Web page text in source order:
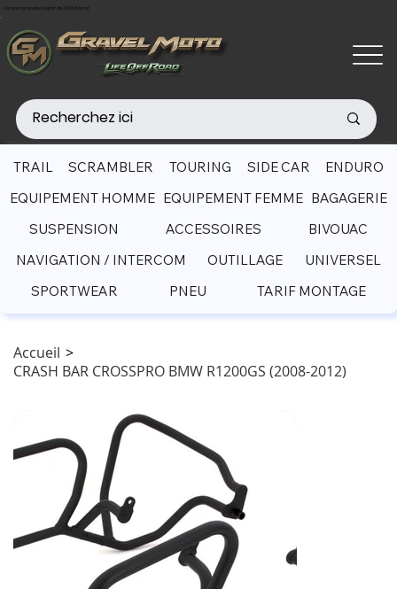
Livraison gratuite à partir de 200€ d'achat
Accueil >
CRASH BAR CROSSPRO BMW R1200GS (2008-2012)
TRAIL SCRAMBLER TOURING SIDE CAR
ENDURO
EQUIPEMENT HOMME EQUIPEMENT FEMME BAGAGERIE
SUSPENSION
ACCESSOIRES
BIVOUAC
NAVIGATION / INTERCOM
OUTILLAGE
UNIVERSEL
SPORTWEAR
PNEU TARIF MONTAGE